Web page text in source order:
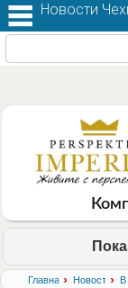
Главная› Новости›
Новости